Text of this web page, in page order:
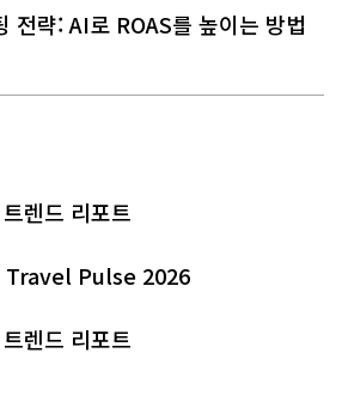
전략: AI로 ROAS를 높이는 방법
렌드 리포트
Pulse 2026
렌드 리포트